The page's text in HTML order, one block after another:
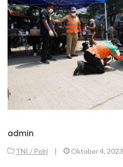
admin
TNI / Polri | Oktober 4, 2023